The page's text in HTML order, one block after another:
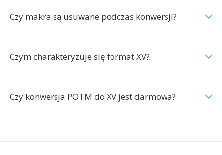
Czy makra są usuwane podczas konwersji?
Czym charakteryzuje się format XV?
Czy konwersja POTM do XV jest darmowa?